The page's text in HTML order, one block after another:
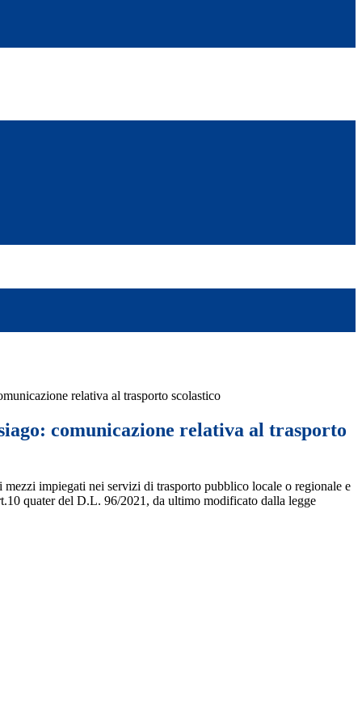
relativa al trasporto scolastico
comunicazione relativa al trasporto
impiegati nei servizi di trasporto pubblico locale o regionale e
quater del D.L. 96/2021, da ultimo modificato dalla legge